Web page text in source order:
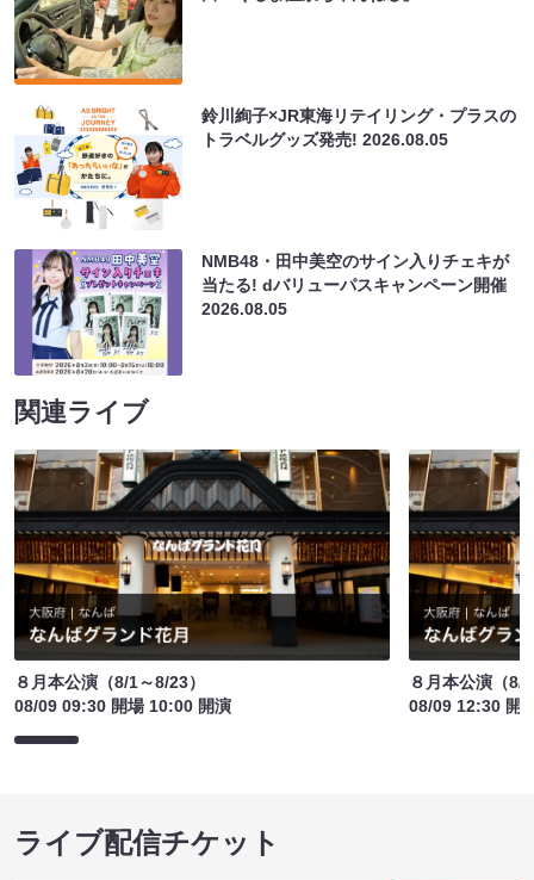
鈴川絢子×JR東海リテイリング・プラスの
トラベルグッズ発売!2026.08.05
NMB48・田中美空のサイン入りチェキが
当たる! dバリューパスキャンペーン開催
2026.08.05
関連ライブ
８月本公演（8/1～8/23）
08/09 09:30 開場 10:00 開演
８月本公演（8/
08/09 12:30 開
ライブ配信チケット